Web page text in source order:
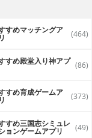
」
ではクール。で
デザイナー
、本当は……
家、ミステリア
相手に
新シリーズが登
イナー、ゴージ
すめマッチングア (464)
すめ殿堂入り神アプ (86)
すめ育成ゲームア (373)
すめ三国志シミュレ
ョンゲームアプリ (49)